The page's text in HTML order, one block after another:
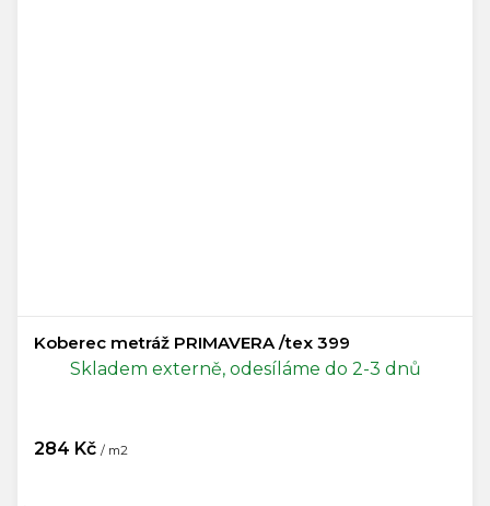
Koberec metráž PRIMAVERA /tex 399
Skladem externě, odesíláme do 2-3 dnů
284 Kč / m2